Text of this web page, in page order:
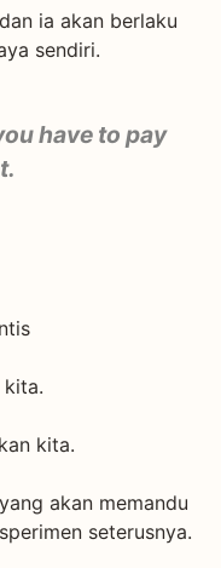
ia akan berlaku
sendiri.
have to pay
kita.
kita.
akan memandu
seterusnya.